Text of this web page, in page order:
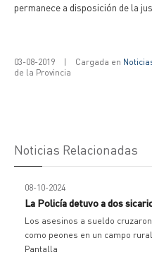
permanece a disposición de la
03-08-2019 | Cargada en
de la Provincia
Noticias Relacionadas
08-10-2024
La Policía detuvo a dos
Los asesinos a sueldo
como peones en un campo
Pantalla